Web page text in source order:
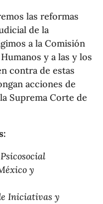
las reformas
de la
a la Comisión
y a las y los
contra de estas
acciones de
Suprema Corte de
y
Iniciativas y